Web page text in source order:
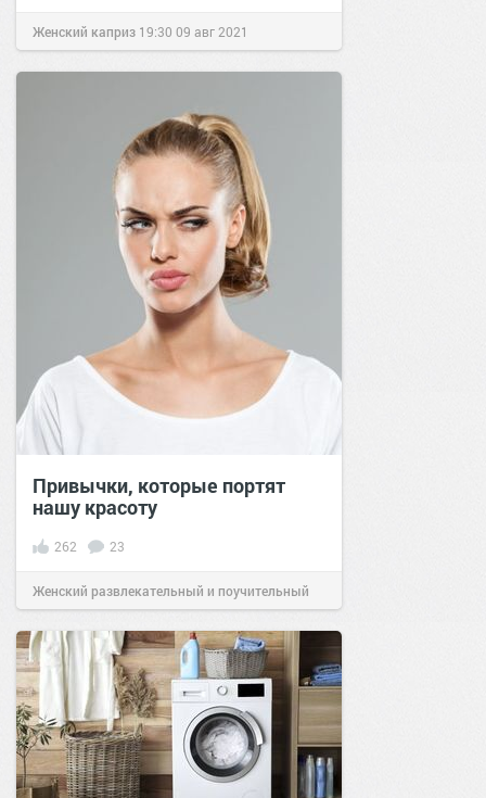
Женский каприз 19:30 09 авг 2021
Привычки, которые портят
нашу красоту
262 23
Женский развлекательный и поучительный
сайт. 21:02 18 ноя 2020